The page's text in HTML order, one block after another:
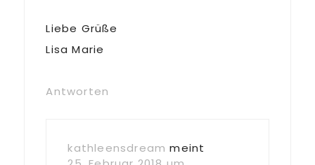
Liebe Grüße
Lisa Marie
Antworten
kathleensdream meint